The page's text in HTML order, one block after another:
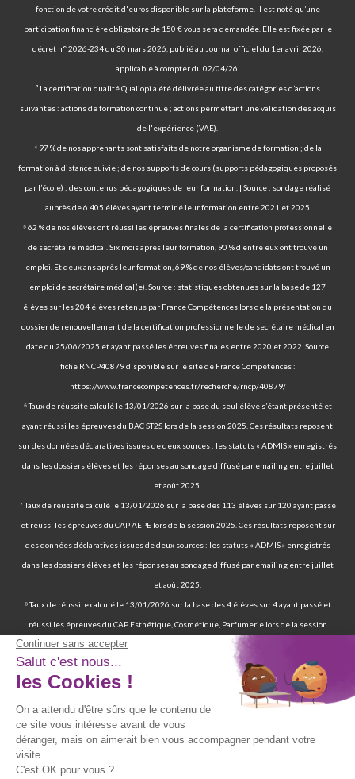
fonction de votre crédit d'euros disponible sur la plateforme. Il est noté qu’une
participation financière obligatoire de 150 € vous sera demandée. Elle est fixée par le
décret n° 2026-234 du 30 mars 2026, publié au Journal officiel du 1er avril 2026,
applicable à compter du 02/04/26.
³ La certification qualité Qualiopi a été délivrée au titre des catégories d’actions
suivantes : actions de formation continue ; actions permettant une validation des acquis
de l'expérience (VAE).
⁴ 97 % de nos apprenants sont satisfaits de notre organisme de formation ; de la
formation à distance suivie ; de nos supports de cours (supports pédagogiques proposés
par l’école) ; des contenus pédagogiques de leur formation. | Source : sondage réalisé
auprès de 6 405 élèves ayant terminé leur formation entre 2021 et 2025
⁵ 62 % de nos élèves ont réussi les épreuves finales de la certification professionnelle
de secrétaire médical. Six mois après leur formation, 90 % d’entre eux ont trouvé un
emploi. Et deux ans après leur formation, 69 % de nos élèves/candidats ont trouvé un
emploi de secrétaire médical(e). Source : statistiques obtenues sur la base de 127
élèves sur les 204 élèves retenus par France Compétences lors de la présentation du
dossier de renouvellement de la certification professionnelle de secrétaire médical en
date du 25/06/2025 et ayant passé les épreuves finales entre 2020 et 2022. Source
fiche RNCP40879 disponible sur le site de France Compétences :
https://www.francecompetences.fr/recherche/rncp/40879/
⁶ Taux de réussite calculé le 13/01/2026 sur la base du seul élève s’étant présenté et
ayant réussi les épreuves du BAC ST2S lors de la session 2025. Ces résultats reposent
sur des données déclaratives issues de deux sources : les statuts « ADMIS » enregistrés
dans les dossiers élèves et les réponses au sondage diffusé par emailing entre juillet
et août 2025.
⁷ Taux de réussite calculé le 13/01/2026 sur la base des 113 élèves sur 120 ayant passé
et réussi les épreuves du CAP AEPE lors de la session 2025. Ces résultats reposent sur
des données déclaratives issues de deux sources : les statuts « ADMIS » enregistrés
dans les dossiers élèves et les réponses au sondage diffusé par emailing entre juillet
et août 2025.
⁸ Taux de réussite calculé le 13/01/2026 sur la base des 4 élèves sur 4 ayant passé et
réussi les épreuves du CAP Esthétique, Cosmétique, Parfumerie lors de la session
2025. Ces résultats reposent sur des données déclaratives issues de deux sources : les
statuts « ADMIS » enregistrés dans les dossiers élèves et les réponses au sondage
diffusé par emailing entre juillet et août 2025.
⁹ 70 % de nos élèves ont d’ailleurs réussi les épreuves finales de la certification
professionnelle d’auxiliaire de vie. | 97 % de nos élèves ont trouvé un emploi six mois
après avoir terminé leur formation certifiante d’auxiliaire de vie. | Deux ans après leur